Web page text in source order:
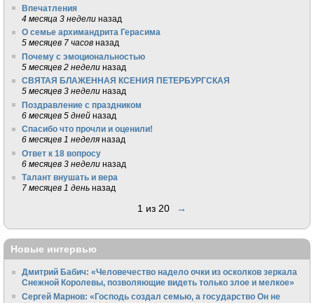
Впечатления
4 месяца 3 недели назад
О семье архимандрита Герасима
5 месяцев 7 часов назад
Почему с эмоциональностью
5 месяцев 2 недели назад
СВЯТАЯ БЛАЖЕННАЯ КСЕНИЯ ПЕТЕРБУРГСКАЯ
5 месяцев 3 недели назад
Поздравление с праздником
6 месяцев 5 дней назад
Спасибо что прочли и оценили!
6 месяцев 1 неделя назад
Ответ к 18 вопросу
6 месяцев 3 недели назад
Талант внушать и вера
7 месяцев 1 день назад
1 из 20 →
Новые интервью
Дмитрий Бабич: «Человечество надело очки из осколков зеркала
Снежной Королевы, позволяющие видеть только злое и мелкое»
Сергей Марнов: «Господь создал семью, а государство Он не